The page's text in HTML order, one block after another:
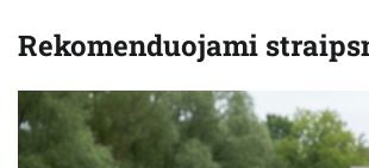
Rekomenduojami